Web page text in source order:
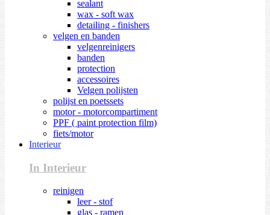
sealant
wax - soft wax
detailing - finishers
velgen en banden
velgenreinigers
banden
protection
accessoires
Velgen polijsten
polijst en poetssets
motor - motorcompartiment
PPF ( paint protection film)
fiets/motor
Interieur
In Interieur
reinigen
leer - stof
glas - ramen